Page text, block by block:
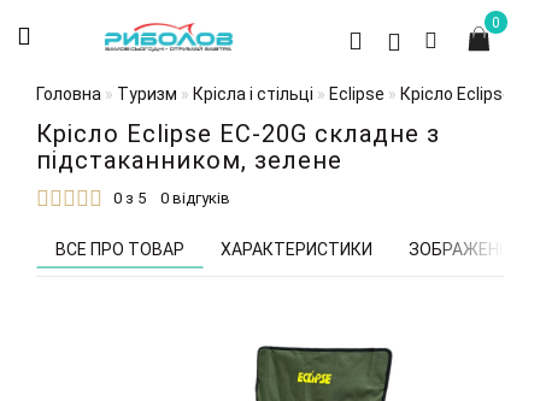
0
Головна Туризм Крісла і стільці Eclipse Крісло Eclipse
Крісло Eclipse EC-20G складне з
підстаканником, зелене
0 з 5 0 відгуків
ВСЕ ПРО ТОВАР ХАРАКТЕРИСТИКИ ЗОБРАЖЕННЯ